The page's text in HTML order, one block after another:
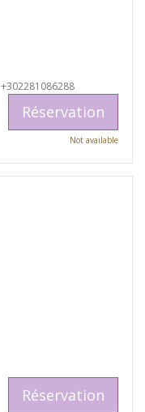
+302281086288
Réservation
Not available
Réservation